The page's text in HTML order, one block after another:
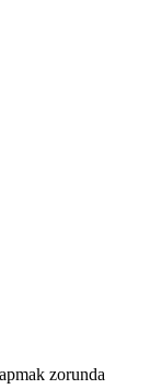
zorunda